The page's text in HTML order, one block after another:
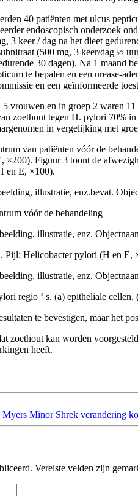
40 patiënten met ulcus
endoscopisch onderzoek
3 keer / dag na het dieet
(500 mg, 3 keer/dag ½
30 dagen). Na 1 maand
te bepalen en een urease-
en een geïnformeerde
vrouwen en in groep 2 waren
zoethout tegen H. pylori 70%
in vergelijking met
van patiënten vóór de
×200). Figuur 3 toont de
en E, ×100).
vóór de behandeling
Pijl: Helicobacter pylori (H en E,
regio ‘ s. (a) epitheliale
te bevestigen, maar het
zoethout kan worden
heeft.
Minor Shrek verandering
Vereiste velden zijn